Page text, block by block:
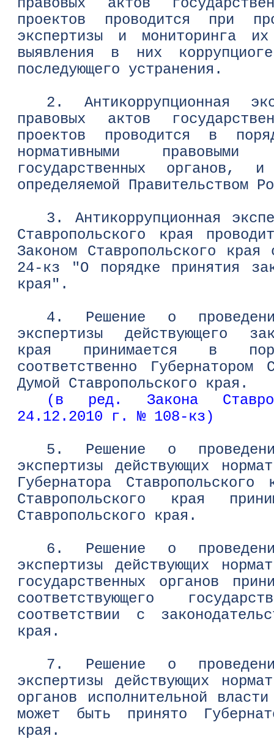
правовых актов
проектов проводится при
экспертизы и мониторинга
выявления в них
последующего устранения.
2. Антикоррупционная
правовых актов
проектов проводится в
нормативными правовыми
государственных органов,
определяемой Правительством
3. Антикоррупционная
Ставропольского края
Законом Ставропольского
24-кз "О порядке принятия
края".
4. Решение о
экспертизы действующего
края принимается в
соответственно Губернатором
Думой Ставропольского края.
(в ред. Закона
24.12.2010 г. № 108-кз)
5. Решение о
экспертизы действующих
Губернатора
Ставропольского края
Ставропольского края.
6. Решение о
экспертизы действующих
государственных органов
соответствующего
соответствии с
края.
7. Решение о
экспертизы действующих
органов исполнительной
может быть принято
края.